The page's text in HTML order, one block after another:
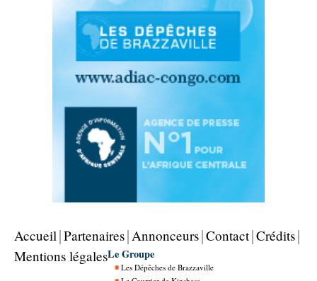
Accueil Partenaires Annonceurs Contact Crédits
Mentions légalesLe Groupe
Les Dépêches de Brazzaville